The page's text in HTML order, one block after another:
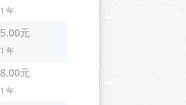
1 年
元
1 年
元
1 年